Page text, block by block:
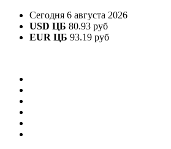
Сегодня 6 августа 2026
USD ЦБ 80.93 руб
EUR ЦБ 93.19 руб